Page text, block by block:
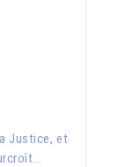
Justice, et